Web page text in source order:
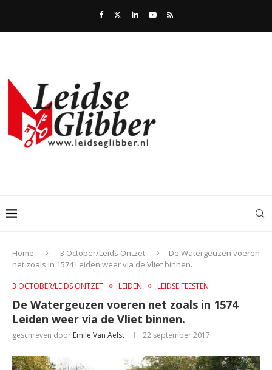
Home 3 October/Leids Ontzet
De Watergeuzen voeren
net zoals in 1574 Leiden weer via de Vliet binnen.
3 OCTOBER/LEIDS ONTZET LEIDEN LEIDSE FEESTEN
De Watergeuzen voeren net zoals in 1574
Leiden weer via de Vliet binnen.
geschreven door Emile Van Aelst 22 september 2017